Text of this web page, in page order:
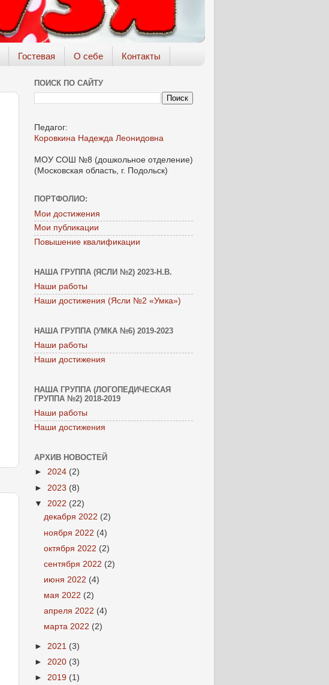
Гостевая О себе Контакты
ПОИСК ПО САЙТУ
Педагог:
Коровкина Надежда Леонидовна
МОУ СОШ №8 (дошкольное отделение)
(Московская область, г. Подольск)
ПОРТФОЛИО:
Мои достижения
Мои публикации
Повышение квалификации
НАША ГРУППА (ЯСЛИ №2) 2023-Н.В.
Наши работы
Наши достижения (Ясли №2 «Умка»)
НАША ГРУППА (УМКА №6) 2019-2023
Наши работы
Наши достижения
НАША ГРУППА (ЛОГОПЕДИЧЕСКАЯ
ГРУППА №2) 2018-2019
Наши работы
Наши достижения
АРХИВ НОВОСТЕЙ
► 2024 (2)
► 2023 (8)
▼ 2022 (22)
декабря 2022 (2)
ноября 2022 (4)
октября 2022 (2)
сентября 2022 (2)
июня 2022 (4)
мая 2022 (2)
апреля 2022 (4)
марта 2022 (2)
► 2021 (3)
► 2020 (3)
► 2019 (1)